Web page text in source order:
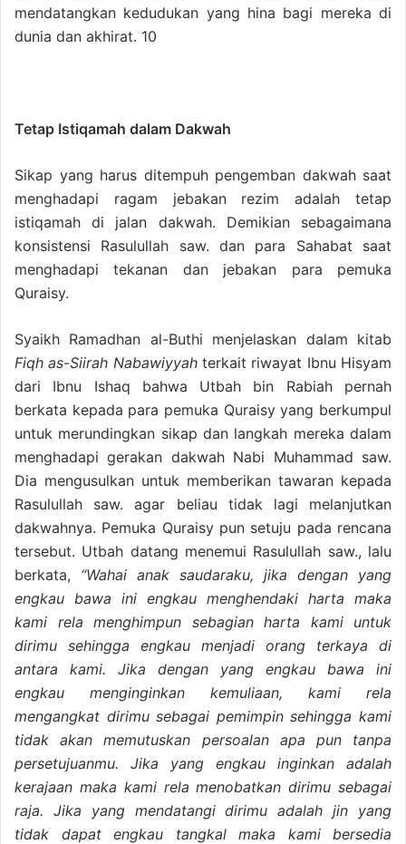
mendatangkan kedudukan yang hina bagi mereka di
dunia dan akhirat. 10
Tetap Istiqamah dalam Dakwah
Sikap yang harus ditempuh pengemban dakwah saat
menghadapi ragam jebakan rezim adalah tetap
istiqamah di jalan dakwah. Demikian sebagaimana
konsistensi Rasulullah saw. dan para Sahabat saat
menghadapi tekanan dan jebakan para pemuka
Quraisy.
Syaikh Ramadhan al-Buthi menjelaskan dalam kitab
Fiqh as-Siirah Nabawiyyahterkait riwayat Ibnu Hisyam
dari Ibnu Ishaq bahwa Utbah bin Rabiah pernah
berkata kepada para pemuka Quraisy yang berkumpul
untuk merundingkan sikap dan langkah mereka dalam
menghadapi gerakan dakwah Nabi Muhammad saw.
Dia mengusulkan untuk memberikan tawaran kepada
Rasulullah saw. agar beliau tidak lagi melanjutkan
dakwahnya. Pemuka Quraisy pun setuju pada rencana
tersebut. Utbah datang menemui Rasulullah saw., lalu
berkata, “Wahai anak saudaraku, jika dengan yang
engkau bawa ini engkau menghendaki harta maka
kami rela menghimpun sebagian harta kami untuk
dirimu sehingga engkau menjadi orang terkaya di
antara kami. Jika dengan yang engkau bawa ini
engkau menginginkan kemuliaan, kami rela
mengangkat dirimu sebagai pemimpin sehingga kami
tidak akan memutuskan persoalan apa pun tanpa
persetujuanmu. Jika yang engkau inginkan adalah
kerajaan maka kami rela menobatkan dirimu sebagai
raja. Jika yang mendatangi dirimu adalah jin yang
tidak dapat engkau tangkal maka kami bersedia